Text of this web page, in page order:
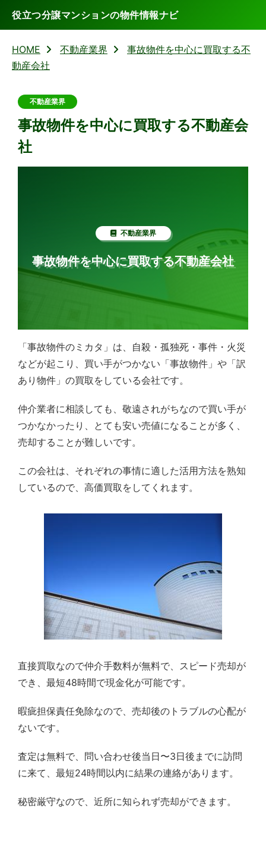
役立つ分譲マンションの物件情報ナビ
HOME 不動産業界
事故物件を中心に買取する不
動産会社
不動産業界
事故物件を中心に買取する不動産会
社
不動産業界
事故物件を中心に買取する不動産会社
「事故物件のミカタ」は、自殺・孤独死・事件・火災
などが起こり、買い手がつかない「事故物件」や「訳
あり物件」の買取をしている会社です。
仲介業者に相談しても、敬遠されがちなので買い手が
つかなかったり、とても安い売値になることが多く、
売却することが難しいです。
この会社は、それぞれの事情に適した活用方法を熟知
しているので、高価買取をしてくれます。
直接買取なので仲介手数料が無料で、スピード売却が
でき、最短48時間で現金化が可能です。
暇疵担保責任免除なので、売却後のトラブルの心配が
ないです。
査定は無料で、問い合わせ後当日〜3日後までに訪問
に来て、最短24時間以内に結果の連絡があります。
秘密厳守なので、近所に知られず売却ができます。